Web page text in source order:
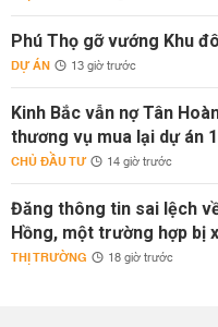
Phú Thọ gỡ vướng Khu
DỰ ÁN 13 giờ trước
Kinh Bắc vẫn nợ Tân
thương vụ mua lại dự án
CHỦ ĐẦU TƯ 14 giờ trước
Đăng thông tin sai lệch
Hồng, một trường hợp bị
THỊ TRƯỜNG 18 giờ trước